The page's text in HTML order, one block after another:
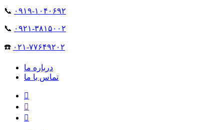
📞 ۰۹۱۹-۱۰۴۰۶۹۲
📞 ۰۹۲۱-۳۸۱۵۰۰۲
☎️ ۰۲۱-۷۷۶۴۹۲۰۲
درباره ما
تماس با ما